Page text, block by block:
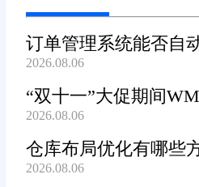
订单管理系统能否自
订单?
2026.08.06
“双十一”大促期间
货效率?
2026.08.06
仓库布局优化有哪些
辅助规划吗?
2026.08.06